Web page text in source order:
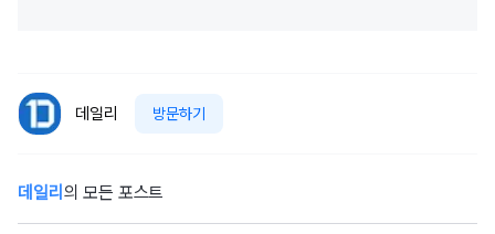
데일리 방문하기
데일리 의 모든 포스트